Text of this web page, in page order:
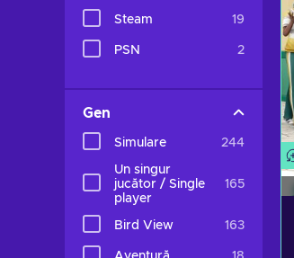
Steam 19
PSN 2
Gen
Simulare 244
Un singur
jucător / Single
player
165
Bird View 163